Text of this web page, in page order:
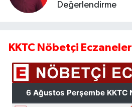
Değerlendirme
KKTC Nöbetçi Eczaneler